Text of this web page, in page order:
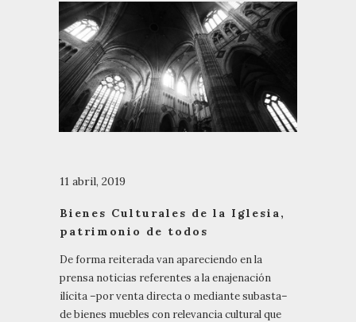
11 abril, 2019
Bienes Culturales de la Iglesia,
patrimonio de todos
De forma reiterada van apareciendo en la
prensa noticias referentes a la enajenación
ilícita –por venta directa o mediante subasta–
de bienes muebles con relevancia cultural que